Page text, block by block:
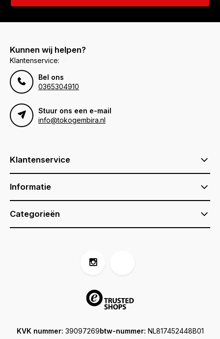
Kunnen wij helpen?
Klantenservice:
Bel ons
0365304910
Stuur ons een e-mail
info@tokogembira.nl
Klantenservice
Informatie
Categorieën
KVK nummer: 39097269btw-nummer: NL817452448B01